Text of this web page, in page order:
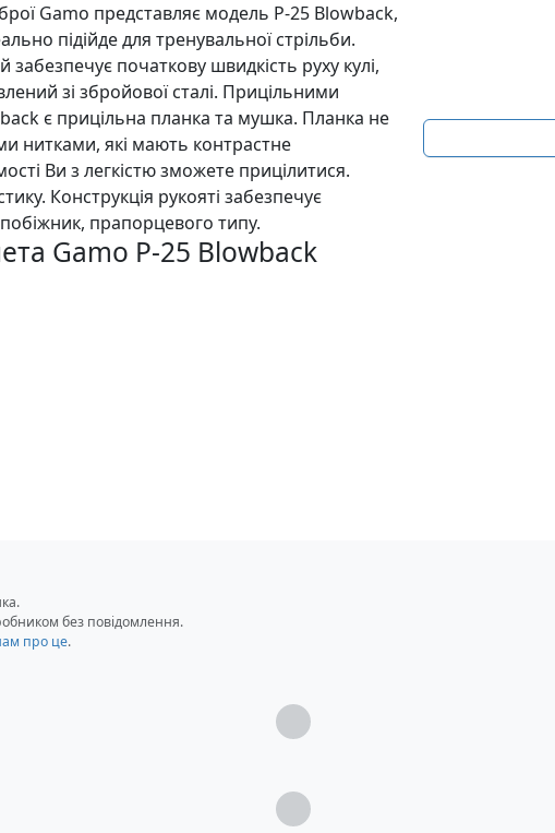
Gamo представляє модель P-25 Blowback,
підійде для тренувальної стрільби.
початкову швидкість руху кулі,
зі збройової сталі. Прицільними
є прицільна планка та мушка. Планка не
нитками, які мають контрастне
Ви з легкістю зможете прицілитися.
Конструкція рукояті забезпечує
прапорцевого типу.
Gamo P-25 Blowback
без повідомлення.
про це.
Загрузка...
Загрузка...